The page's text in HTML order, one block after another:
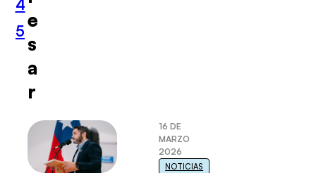
4
5e
s
a
r
16 DE
MARZO
2026
NOTICIAS